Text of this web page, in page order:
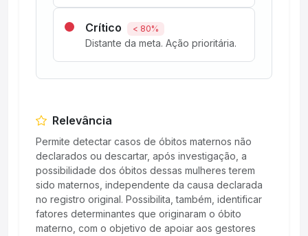
Crítico < 80%
Distante da meta. Ação prioritária.
Relevância
Permite detectar casos de óbitos maternos não
declarados ou descartar, após investigação, a
possibilidade dos óbitos dessas mulheres terem
sido maternos, independente da causa declarada
no registro original. Possibilita, também, identificar
fatores determinantes que originaram o óbito
materno, com o objetivo de apoiar aos gestores